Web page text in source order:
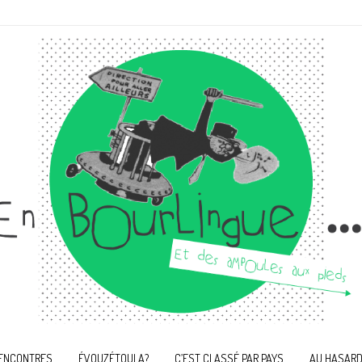
ÉVOUZÉTOULA? C’EST CLASSÉ PAR PAYS AU